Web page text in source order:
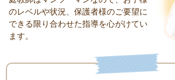
のレベルや状況、保護者様のご要望に
できる限り合わせた指導を心がけてい
ます。